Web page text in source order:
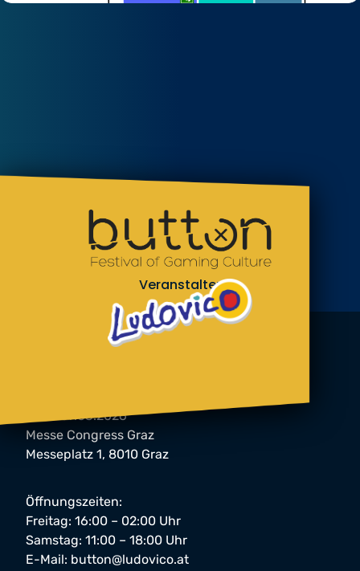
Veranstalter
06. & 07.03.2026
Messe Congress Graz
Messeplatz 1, 8010 Graz
Öffnungszeiten:
Freitag: 16:00 – 02:00 Uhr
Samstag: 11:00 – 18:00 Uhr
E-Mail: button@ludovico.at